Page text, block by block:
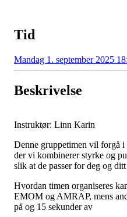
Tid
Mandag 1. september 2025
Beskrivelse
Instruktør: Linn Karin
Denne gruppetimen vil forgå
der vi kombinerer styrke og
slik at de passer for deg og
Hvordan timen organiseres
EMOM og AMRAP, mens
på og 15 sekunder av